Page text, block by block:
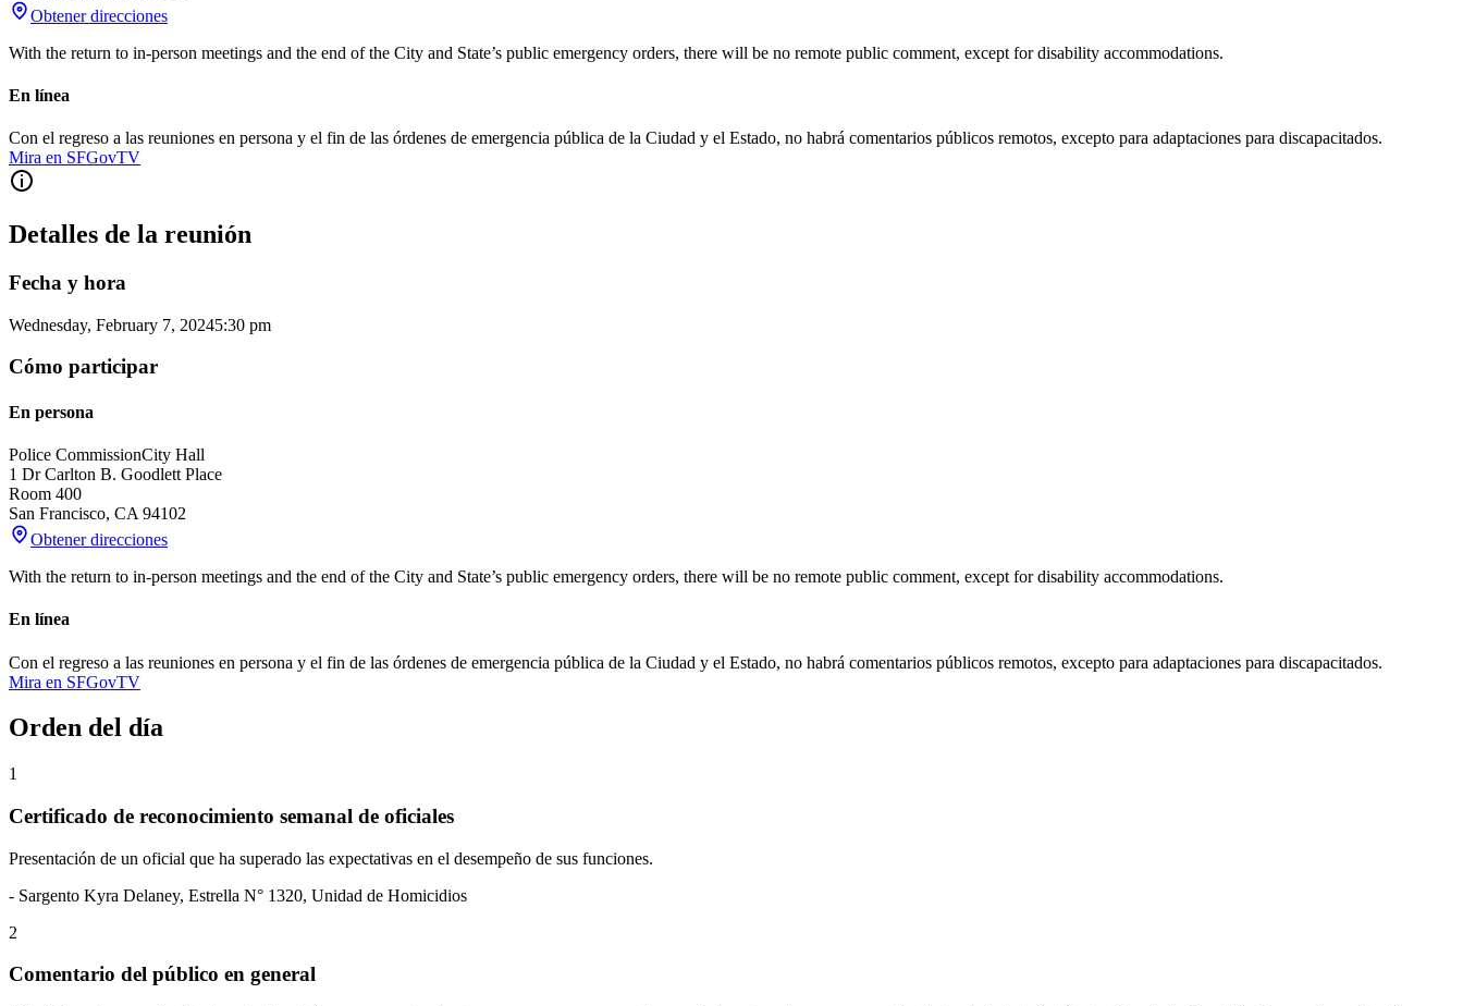
Obtener direcciones
With the return to in-person meetings and the end of the City and State’s public emergency orders, there will be no remote public comment, except for disability accommodations.
En línea
Con el regreso a las reuniones en persona y el fin de las órdenes de emergencia pública de la Ciudad y el Estado, no habrá comentarios públicos remotos, excepto para adaptaciones para discapacitados.
Mira en SFGovTV
Detalles de la reunión
Fecha y hora
Wednesday, February 7, 20245:30 pm
Cómo participar
En persona
Police CommissionCity Hall
1 Dr Carlton B. Goodlett Place
Room 400
San Francisco, CA 94102
Obtener direcciones
With the return to in-person meetings and the end of the City and State’s public emergency orders, there will be no remote public comment, except for disability accommodations.
En línea
Con el regreso a las reuniones en persona y el fin de las órdenes de emergencia pública de la Ciudad y el Estado, no habrá comentarios públicos remotos, excepto para adaptaciones para discapacitados.
Mira en SFGovTV
Orden del día
1
Certificado de reconocimiento semanal de oficiales
Presentación de un oficial que ha superado las expectativas en el desempeño de sus funciones.
- Sargento Kyra Delaney, Estrella N° 1320, Unidad de Homicidios
2
Comentario del público en general